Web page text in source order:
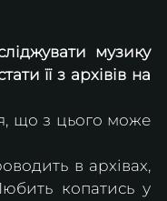
музику
її з архівів на
що з цього може
в архівах,
копатись у